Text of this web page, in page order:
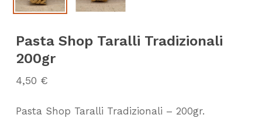
Pasta Shop Taralli Tradizionali
200gr
4,50 €
Pasta Shop Taralli Tradizionali – 200gr.